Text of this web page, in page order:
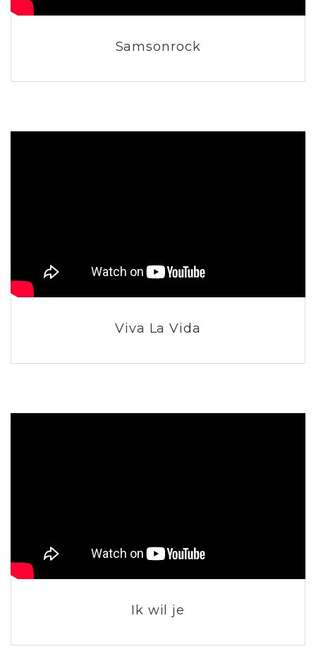
Samsonrock
Viva La Vida
Ik wil je